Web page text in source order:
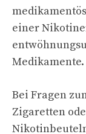
einer
Medikamente.
Bei Fragen
Zigaretten